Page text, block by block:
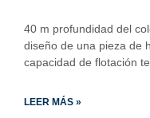
40 m profundidad del
diseño de una pieza de
capacidad de flotación
LEER MÁS »